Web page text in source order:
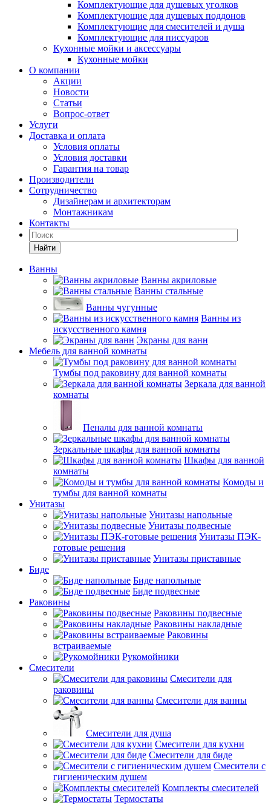
Комплектующие для душевых уголков
Комплектующие для душевых поддонов
Комплектующие для смесителей и душа
Комплектующие для писсуаров
Кухонные мойки и аксессуары
Кухонные мойки
О компании
Акции
Новости
Статьи
Вопрос-ответ
Услуги
Доставка и оплата
Условия оплаты
Условия доставки
Гарантия на товар
Производители
Сотрудничество
Дизайнерам и архитекторам
Монтажникам
Контакты
Найти
Ванны
Ванны акриловые
Ванны стальные
Ванны чугунные
Ванны из
искусственного камня
Экраны для ванн
Мебель для ванной комнаты
Тумбы под раковину для ванной комнаты
Зеркала для ванной
комнаты
Пеналы для ванной комнаты
Зеркальные шкафы для ванной комнаты
Шкафы для ванной
комнаты
Комоды и
тумбы для ванной комнаты
Унитазы
Унитазы напольные
Унитазы подвесные
Унитазы ПЭК-
готовые решения
Унитазы приставные
Биде
Биде напольные
Биде подвесные
Раковины
Раковины подвесные
Раковины накладные
Раковины
встраиваемые
Рукомойники
Смесители
Смесители для
раковины
Смесители для ванны
Смесители для душа
Смесители для кухни
Смесители для биде
Смесители с
гигиеническим душем
Комплекты смесителей
Термостаты